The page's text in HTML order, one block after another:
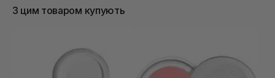
З цим товаром купують